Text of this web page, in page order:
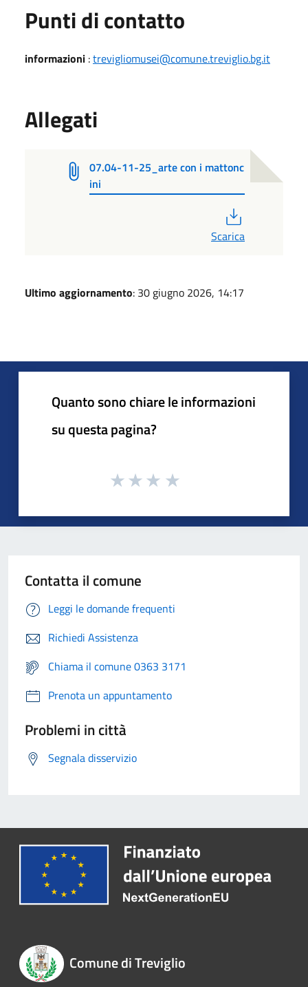
Punti di contatto
informazioni :trevigliomusei@comune.treviglio.bg.it
Allegati
07.04-11-25_arte con i mattonc
ini
Scarica
Ultimo aggiornamento: 30 giugno 2026, 14:17
Quanto sono chiare le informazioni
su questa pagina?
Contatta il comune
Leggi le domande frequenti
Richiedi Assistenza
Chiama il comune 0363 3171
Prenota un appuntamento
Problemi in città
Segnala disservizio
Comune di Treviglio